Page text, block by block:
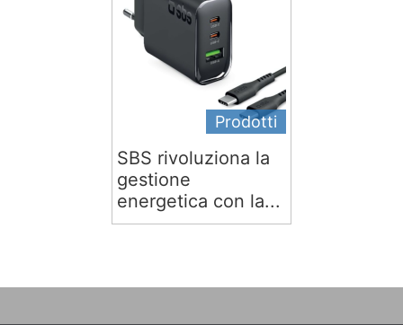
Prodotti
SBS rivoluziona la
gestione
energetica con la...